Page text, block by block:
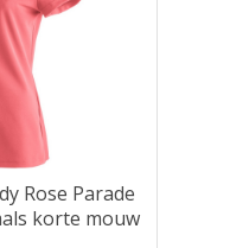
Rose Parade
korte mouw